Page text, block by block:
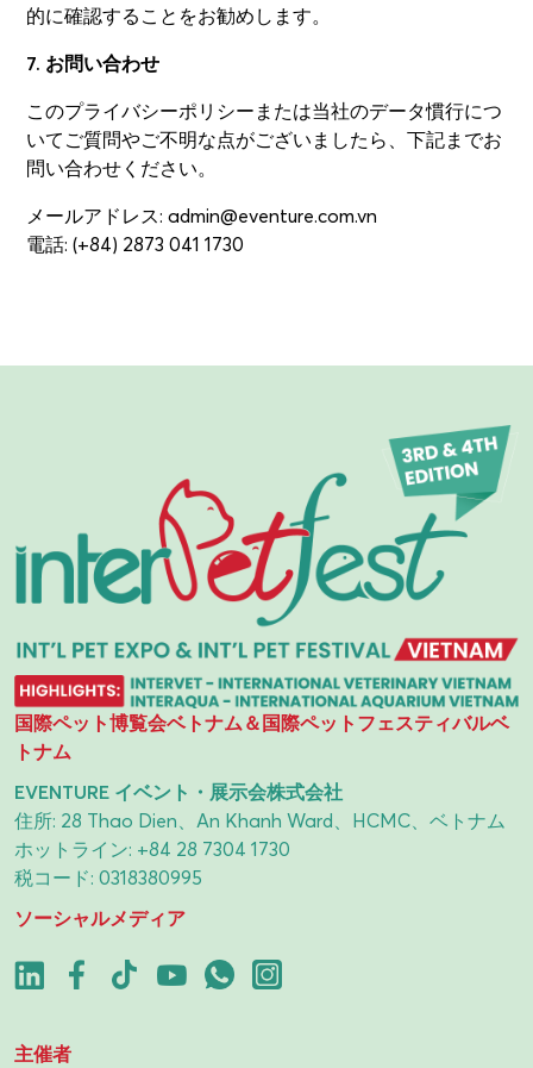
的に確認することをお勧めします。
7. お問い合わせ
このプライバシーポリシーまたは当社のデータ慣行につ
いてご質問やご不明な点がございましたら、下記までお
問い合わせください。
メールアドレス: admin@eventure.com.vn
電話: (+84) 2873 041 1730
国際ペット博覧会ベトナム＆国際ペットフェスティバルベ
トナム
EVENTURE イベント・展示会株式会社
住所: 28 Thao Dien、An Khanh Ward、HCMC、ベトナム
ホットライン: +84 28 7304 1730
税コード: 0318380995
ソーシャルメディア
主催者